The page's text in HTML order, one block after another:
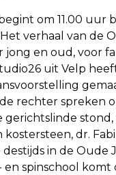
om 11.00 uur
verhaal van de
en oud, voor
uit Velp
rechter spreken
gerichtslinde
kostersteen, dr.
in de Oude
en spinschool